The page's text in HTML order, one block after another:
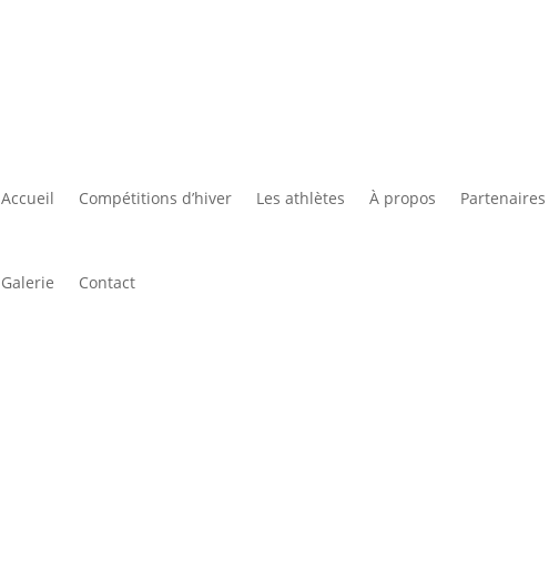
Accueil Compétitions d’hiver Les athlètes À propos Partenaires
Galerie Contact